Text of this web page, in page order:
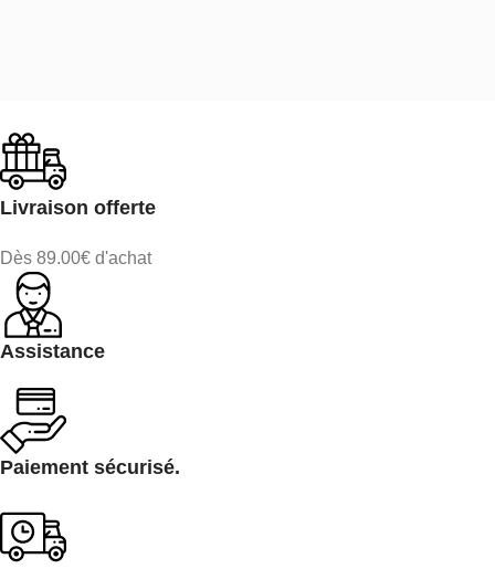
Livraison offerte
Dès 89.00€ d'achat
Assistance
Paiement sécurisé.